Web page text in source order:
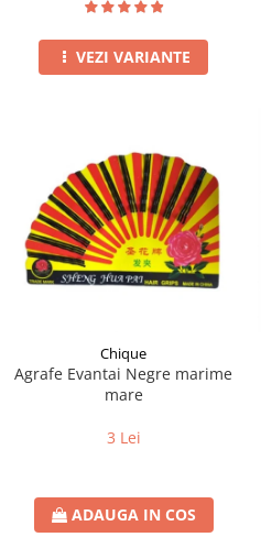
VEZI VARIANTE
Chique
Agrafe Evantai Negre marime
mare
3 Lei
ADAUGA IN COS